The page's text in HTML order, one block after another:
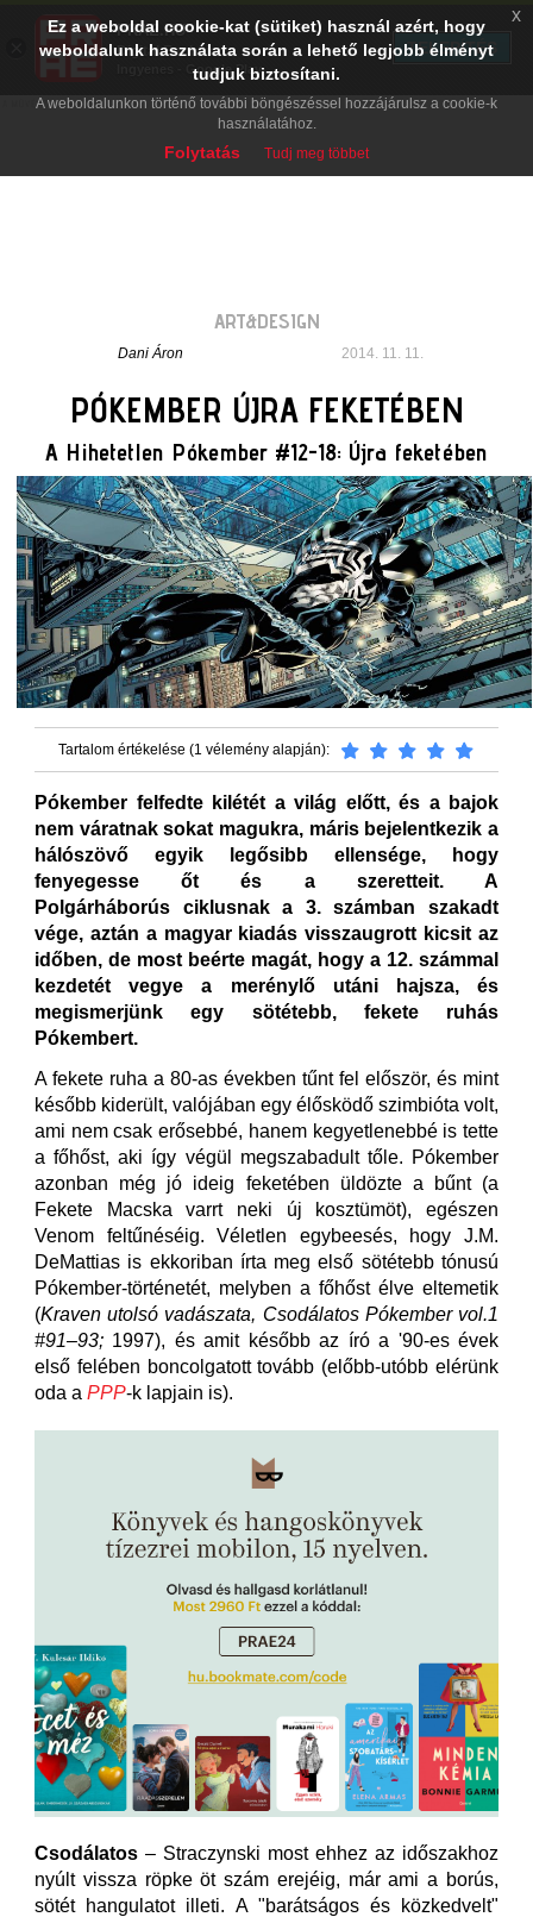
ART&DESIGN
Dani Áron 2014. 11. 11.
PÓKEMBER ÚJRA FEKETÉBEN
A Hihetetlen Pókember #12-18: Újra feketében
Tartalom értékelése (1 vélemény alapján):
Pókember felfedte kilétét a világ előtt, és a bajok
nem váratnak sokat magukra, máris bejelentkezik a
hálószövő egyik legősibb ellensége, hogy
fenyegesse őt és a szeretteit. A
Polgárháborús ciklusnak a 3. számban szakadt
vége, aztán a magyar kiadás visszaugrott kicsit az
időben, de most beérte magát, hogy a 12. számmal
kezdetét vegye a merénylő utáni hajsza, és
megismerjünk egy sötétebb, fekete ruhás
Pókembert.
A fekete ruha a 80-as években tűnt fel először, és mint
később kiderült, valójában egy élősködő szimbióta volt,
ami nem csak erősebbé, hanem kegyetlenebbé is tette
a főhőst, aki így végül megszabadult tőle. Pókember
azonban még jó ideig feketében üldözte a bűnt (a
Fekete Macska varrt neki új kosztümöt), egészen
Venom feltűnéséig. Véletlen egybeesés, hogy J.M.
DeMattias is ekkoriban írta meg első sötétebb tónusú
Pókember-történetét, melyben a főhőst élve eltemetik
(Kraven utolsó vadászata, Csodálatos Pókember vol.1
#91–93; 1997), és amit később az író a '90-es évek
első felében boncolgatott tovább (előbb-utóbb elérünk
oda a PPP-k lapjain is).
Csodálatos – Straczynski most ehhez az időszakhoz
nyúlt vissza röpke öt szám erejéig, már ami a borús,
sötét hangulatot illeti. A "barátságos és közkedvelt"
Ez a weboldal cookie-kat (sütiket) használ azért, hogy
weboldalunk használata során a lehető legjobb élményt
tudjuk biztosítani.
A weboldalunkon történő további böngészéssel hozzájárulsz a cookie-k
használatához.
Folytatás Tudj meg többet
x
PRAE.HU
Digital Evolution
Ingyenes - Google Play
TELEPÍTÉS